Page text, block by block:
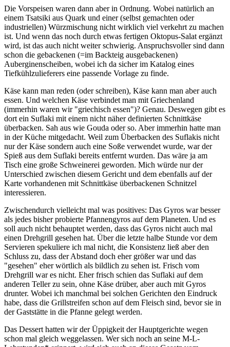
Die Vorspeisen waren dann aber in Ordnung. Wobei natürlich an
einem Tsatsiki aus Quark und einer (selbst gemachten oder
industriellen) Würzmischung nicht wirklich viel verkehrt zu machen
ist. Und wenn das noch durch etwas fertigen Oktopus-Salat ergänzt
wird, ist das auch nicht weiter schwierig. Anspruchsvoller sind dann
schon die gebackenen (=im Backteig ausgebackenen)
Auberginenscheiben, wobei ich da sicher im Katalog eines
Tiefkühlzulieferers eine passende Vorlage zu finde.
Käse kann man reden (oder schreiben), Käse kann man aber auch
essen. Und welchen Käse verbindet man mit Griechenland
(immerhin waren wir "griechisch essen")? Genau. Deswegen gibt es
dort ein Suflaki mit einem nicht näher definierten Schnittkäse
überbacken. Sah aus wie Gouda oder so. Aber immerhin hatte man
in der Küche mitgedacht. Weil zum Überbacken des Suflakis nicht
nur der Käse sondern auch eine Soße verwendet wurde, war der
Spieß aus dem Suflaki bereits entfernt wurden. Das wäre ja am
Tisch eine große Schweinerei geworden. Mich würde nur der
Unterschied zwischen diesem Gericht und dem ebenfalls auf der
Karte vorhandenen mit Schnittkäse überbackenen Schnitzel
interessieren.
Zwischendurch vielleicht mal was positives: Das Gyros war besser
als jedes bisher probierte Pfannengyros auf dem Planeten. Und es
soll auch nicht behauptet werden, dass das Gyros nicht auch mal
einen Drehgrill gesehen hat. Über die letzte halbe Stunde vor dem
Servieren spekuliere ich mal nicht, die Konsistenz ließ aber den
Schluss zu, dass der Abstand doch eher größer war und das
"gesehen" eher wörtlich als bildlich zu sehen ist. Frisch vom
Drehgrill war es nicht. Eher frisch schien das Suflaki auf dem
anderen Teller zu sein, ohne Käse drüber, aber auch mit Gyros
drunter. Wobei ich manchmal bei solchen Gerichten den Eindruck
habe, dass die Grillstreifen schon auf dem Fleisch sind, bevor sie in
der Gaststätte in die Pfanne gelegt werden.
Das Dessert hatten wir der Üppigkeit der Hauptgerichte wegen
schon mal gleich weggelassen. Wer sich noch an seine M-L-